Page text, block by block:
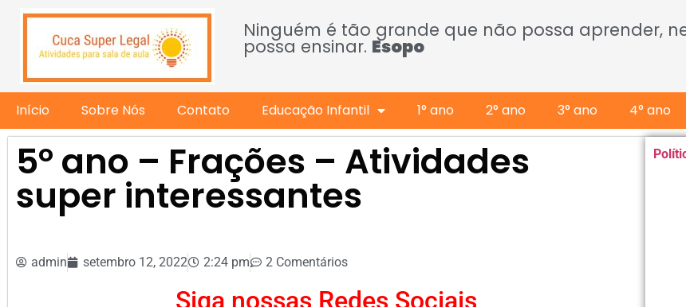
Ninguém é tão grande que não possa aprender,
possa ensinar. Esopo
Início Sobre Nós Contato Educação Infantil 1° ano 2° ano 3° ano 4° ano
5º ano – Frações – Atividades
super interessantes
admin setembro 12, 2022 2:24 pm 2 Comentários
Siga nossas Redes Sociais